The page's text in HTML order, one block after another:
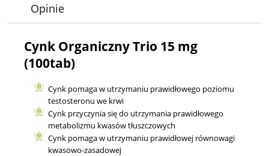
Opinie
Cynk Organiczny Trio 15 mg
(100tab)
Cynk pomaga w utrzymaniu prawidłowego poziomu
testosteronu we krwi
Cynk przyczynia się do utrzymania prawidłowego
metabolizmu kwasów tłuszczowych
Cynk pomaga w utrzymaniu prawidłowej równowagi
kwasowo-zasadowej